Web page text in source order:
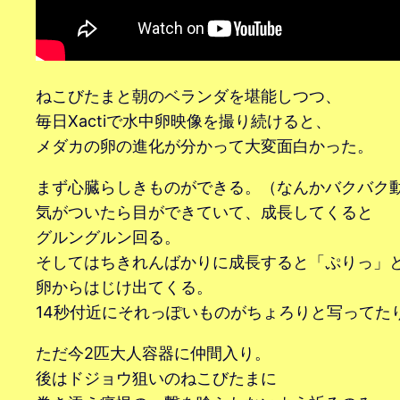
ねこびたまと朝のベランダを堪能しつつ、
毎日Xactiで水中卵映像を撮り続けると、
メダカの卵の進化が分かって大変面白かった。
まず心臓らしきものができる。（なんかバクバク
気がついたら目ができていて、成長してくると
グルングルン回る。
そしてはちきれんばかりに成長すると「ぷりっ」
卵からはじけ出てくる。
14秒付近にそれっぽいものがちょろりと写ってた
ただ今2匹大人容器に仲間入り。
後はドジョウ狙いのねこびたまに